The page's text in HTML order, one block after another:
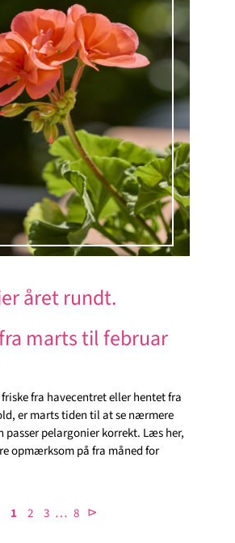
året rundt.
marts til februar
fra havecentret eller hentet fra
er marts tiden til at se nærmere
passer pelargonier korrekt. Læs her,
opmærksom på fra måned for
1
2 3 … 8 ⊳